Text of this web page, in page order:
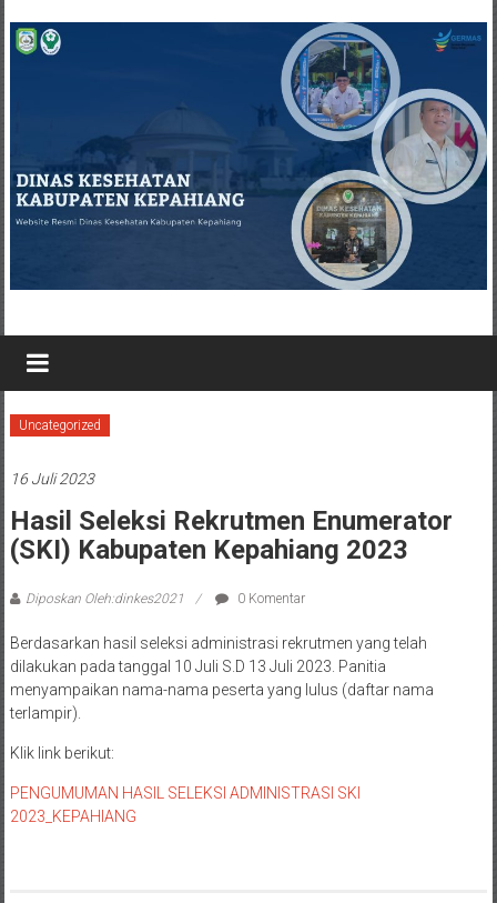
Uncategorized
16 Juli 2023
Hasil Seleksi Rekrutmen Enumerator
(SKI) Kabupaten Kepahiang 2023
Diposkan Oleh:dinkes2021 0 Komentar
Berdasarkan hasil seleksi administrasi rekrutmen yang telah
dilakukan pada tanggal 10 Juli S.D 13 Juli 2023. Panitia
menyampaikan nama-nama peserta yang lulus (daftar nama
terlampir).
Klik link berikut:
PENGUMUMAN HASIL SELEKSI ADMINISTRASI SKI
2023_KEPAHIANG